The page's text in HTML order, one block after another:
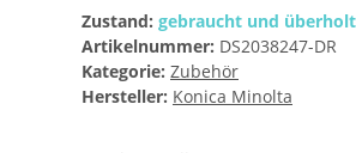
Zustand: gebraucht und überholt
Artikelnummer: DS2038247-DR
Kategorie: Zubehör
Hersteller: Konica Minolta